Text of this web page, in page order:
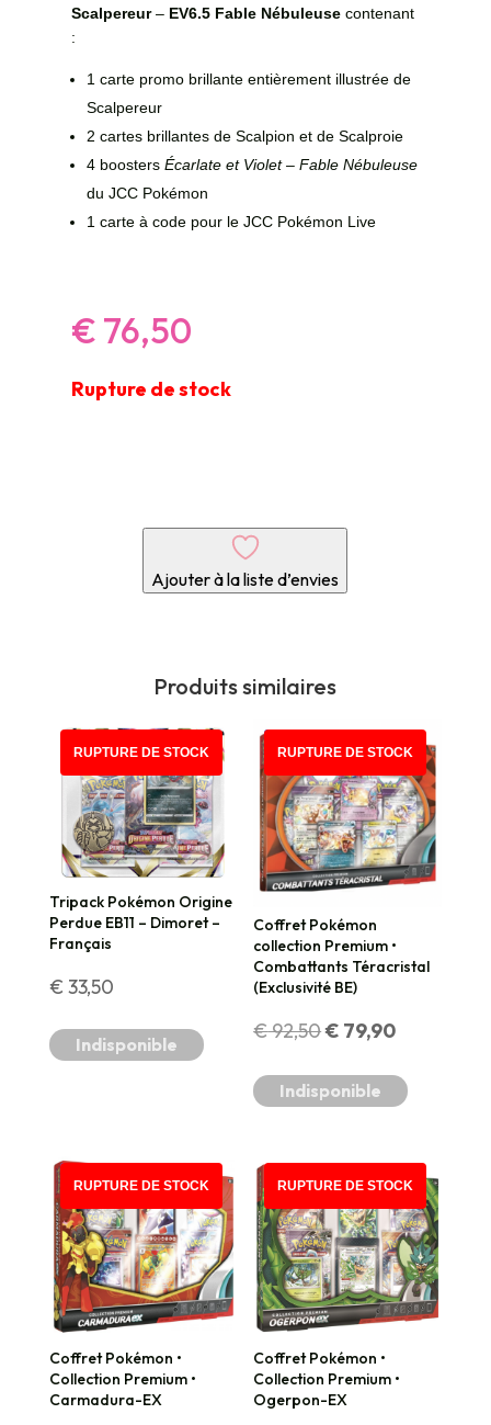
Scalpereur– EV6.5 Fable Nébuleusecontenant
:
1 carte promo brillante entièrement illustrée de
Scalpereur
2 cartes brillantes de Scalpion et de Scalproie
4 boosters Écarlate et Violet – Fable Nébuleuse
du JCC Pokémon
1 carte à code pour le JCC Pokémon Live
€ 76,50
Rupture de stock
Ajouter à la liste d’envies
Produits similaires
RUPTURE DE STOCK
Tripack Pokémon Origine
Perdue EB11 – Dimoret –
Français
€ 33,50
Indisponible
PROMO !
RUPTURE DE STOCK
Coffret Pokémon
collection Premium •
Combattants Téracristal
(Exclusivité BE)
€92,50Le
prix
était :
€ 92,50.
€ 79,90Le
prix
est :
€ 79,90.
Indisponible
PROMO !
RUPTURE DE STOCK
Coffret Pokémon •
Collection Premium •
Carmadura-EX
RUPTURE DE STOCK
Coffret Pokémon •
Collection Premium •
Ogerpon-EX